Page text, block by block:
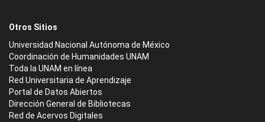
Otros Sitios
Universidad Nacional Autónoma de México
Coordinación de Humanidades UNAM
Toda la UNAM en línea
Red Universitaria de Aprendizaje
Portal de Datos Abiertos
Dirección General de Bibliotecas
Red de Acervos Digitales